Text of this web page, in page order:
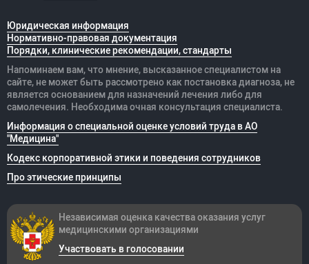
Юридическая информация
Нормативно-правовая документация
Порядки, клинические рекомендации, стандарты
Напоминаем вам, что мнение, высказанное специалистом на
сайте, не может быть рассмотрено как постановка диагноза, не
является основанием для назначений лечения либо для
самолечения. Необходима очная консультация специалиста.
Информация о специальной оценке условий труда в АО
"Медицина"
Кодекс корпоративной этики и поведения сотрудников
Про этические принципы
Независимая оценка качества оказания услуг
медицинскими организациями
Участвовать в голосовании